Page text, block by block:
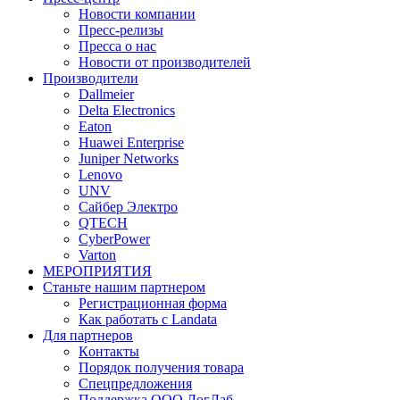
Новости компании
Пресс-релизы
Пресса о нас
Новости от производителей
Производители
Dallmeier
Delta Electronics
Eaton
Huawei Enterprise
Juniper Networks
Lenovo
UNV
Сайбер Электро
QTECH
CyberPower
Varton
МЕРОПРИЯТИЯ
Станьте нашим партнером
Регистрационная форма
Как работать с Landata
Для партнеров
Кoнтaкты
Порядок получения товара
Спецпредложения